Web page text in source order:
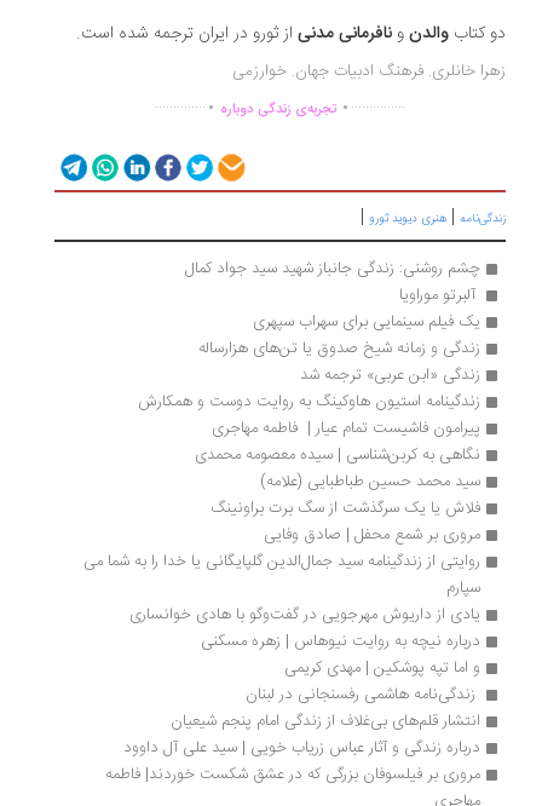
کتابوالدنونافرمانی مدنیاز ثورو در ایران ترجمه شده است.
خانلری. فرهنگ ادبیات جهان. خوارزمی
...............
. تجربه‌ی زندگی دوباره.
..............
|هنری دیوید ثورو|
چشم روشنی: زندگی جانباز شهید سید جواد کمال
آلبرتو موراویا
یک فیلم سینمایی برای سهراب سپهری
زندگی و زمانه شیخ صدوق یا تن‌های هزارساله
زندگی «ابن عربی» ترجمه شد
زندگینامه استیون هاوکینگ به روایت دوست و همکارش
پیرامون فاشیست تمام عیار |  فاطمه مهاجری
نگاهی به کربن‌شناسی | سیده معصومه محمدی
سید محمد حسین طباطبایی (علامه)
فلاش یا یک سرگذشت از سگ برت براونینگ
مروری بر شمع محفل | صادق وفایی
روایتی از زندگینامه سید جمال‌الدین گلپایگانی یا خدا را به شما می
یادی از داریوش مهرجویی در گفت‌وگو با هادی خوانساری
درباره نیچه به روایت نیوهاس | زهره مسکنی
و اما تپه پوشکین | مهدی کریمی
زندگی‌نامه هاشمی رفسنجانی در لبنان
انتشار قلم‌های بی‌غلاف از زندگی امام پنجم شیعیان
درباره زندگی و آثار عباس زریاب خویی | سید علی آل داوود
مروری بر فیلسوفان بزرگی که در عشق شکست خوردند| فاطمه